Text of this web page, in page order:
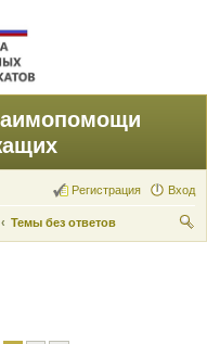
Вход
Регистрация
Темы без ответов